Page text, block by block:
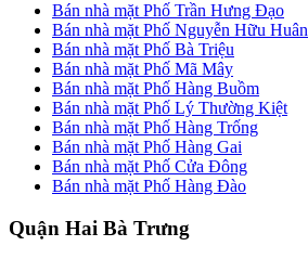
Bán nhà mặt Phố Trần Hưng Đạo
Bán nhà mặt Phố Nguyễn Hữu Huân
Bán nhà mặt Phố Bà Triệu
Bán nhà mặt Phố Mã Mây
Bán nhà mặt Phố Hàng Buồm
Bán nhà mặt Phố Lý Thường Kiệt
Bán nhà mặt Phố Hàng Trống
Bán nhà mặt Phố Hàng Gai
Bán nhà mặt Phố Cửa Đông
Bán nhà mặt Phố Hàng Đào
Quận Hai Bà Trưng